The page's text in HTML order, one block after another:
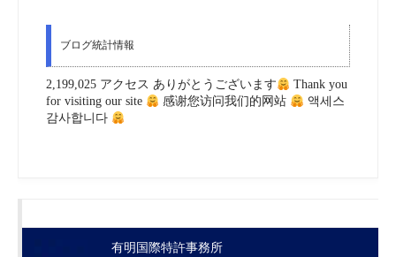
ブログ統計情報
2,199,025 アクセス ありがとうございます
Thank you
for visiting our site
感谢您访问我们的网站
액세스
감사합니다
有明国際特許事務所